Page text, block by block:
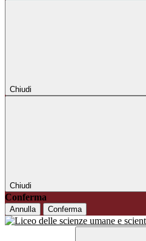
Chiudi
Chiudi
Conferma
Annulla Conferma